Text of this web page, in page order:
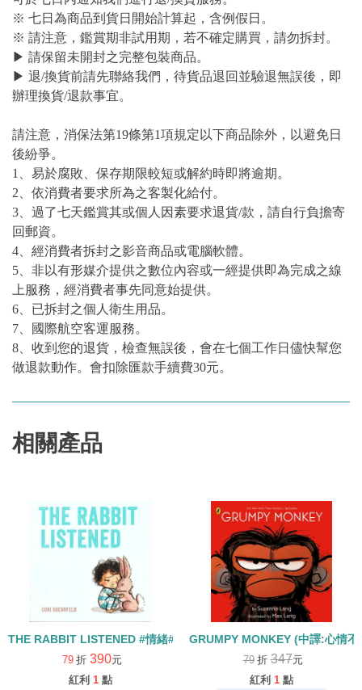
※ 七日為商品到貨日開始計算起，含例假日。
※ 請注意，鑑賞期非試用期，若不確定購買，請勿拆封。
▶ 請保留未開封之完整包裝商品。
▶ 退/換貨前請先聯絡我們，待貨品退回並驗退無誤後，即
辦理換貨/退款事宜。
請注意，消保法第19條第1項規定以下商品除外，以避免日
後紛爭。
1、易於腐敗、保存期限較短或解約時即將逾期。
2、依消費者要求所為之客製化給付。
3、過了七天鑑賞其或個人因素要求退貨/款，請自行負擔寄
回郵資。
4、經消費者拆封之影音商品或電腦軟體。
5、非以有形媒介提供之數位內容或一經提供即為完成之線
上服務，經消費者事先同意始提供。
6、已拆封之個人衛生用品。
7、國際航空客運服務。
8、收到您的退貨，檢查無誤後，會在七個工作日儘快幫您
做退款動作。會扣除匯款手續費30元。
相關產品
THE RABBIT LISTENED #情緒#友誼
79 折 390元
紅利 1 點
GRUMPY MONKEY (中譯:心情
79 折347元
紅利 1 點